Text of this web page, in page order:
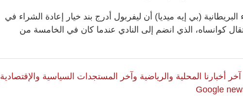
البريطانية (بي إيه ميديا) أن ليفربول أدرج بند خيار إعادة الشراء في
كوانساه، الذي انضم إلى النادي عندما كان في الخامسة من
آخر أخبارنا المحلية والرياضية وآخر المستجدات السياسية والإقتصادية